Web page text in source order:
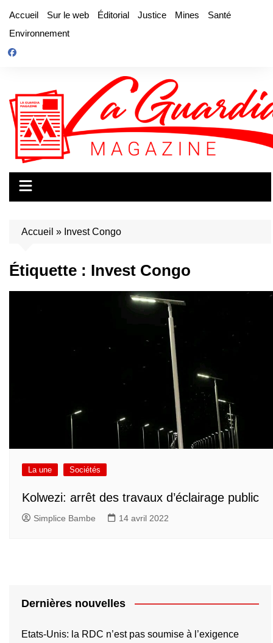
contenu
Accueil Sur le web Éditorial Justice Mines
Santé
Environnement
Accueil » Invest Congo
Étiquette : Invest Congo
La une Sociétés
Kolwezi: arrêt des travaux d’éclairage public
Simplice Bambe 14 avril 2022
Dernières nouvelles
Etats-Unis: la RDC n’est pas soumise à l’exigence